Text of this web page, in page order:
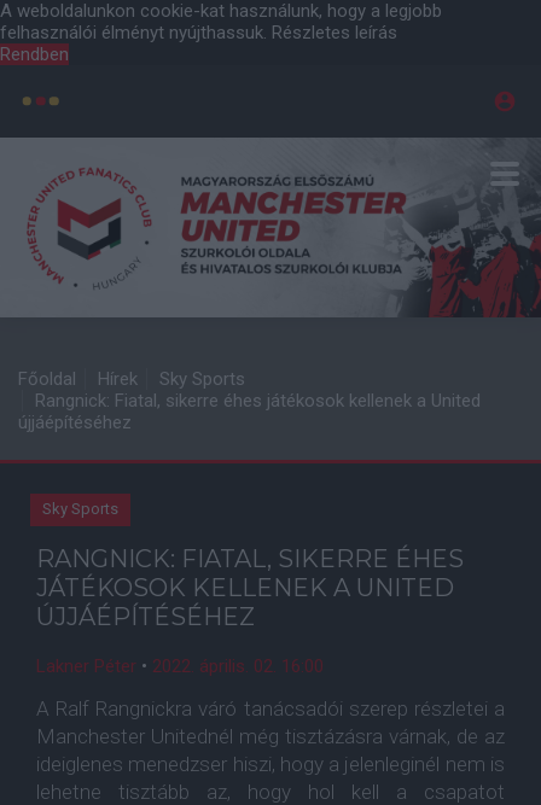
A weboldalunkon cookie-kat használunk, hogy a legjobb
felhasználói élményt nyújthassuk. Részletes leírás
Rendben
Főoldal Hírek
Sky Sports
Rangnick: Fiatal, sikerre éhes játékosok kellenek a United
újjáépítéséhez
Sky Sports
RANGNICK: FIATAL, SIKERRE ÉHES
JÁTÉKOSOK KELLENEK A UNITED
ÚJJÁÉPÍTÉSÉHEZ
Lakner Péter • 2022. április. 02. 16:00
A Ralf Rangnickra váró tanácsadói szerep részletei a
Manchester Unitednél még tisztázásra várnak, de az
ideiglenes menedzser hiszi, hogy a jelenleginél nem is
lehetne tisztább az, hogy hol kell a csapatot